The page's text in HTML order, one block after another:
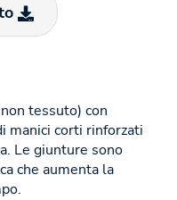
tessuto) con
manici corti rinforzati
Le giunture sono
che aumenta la